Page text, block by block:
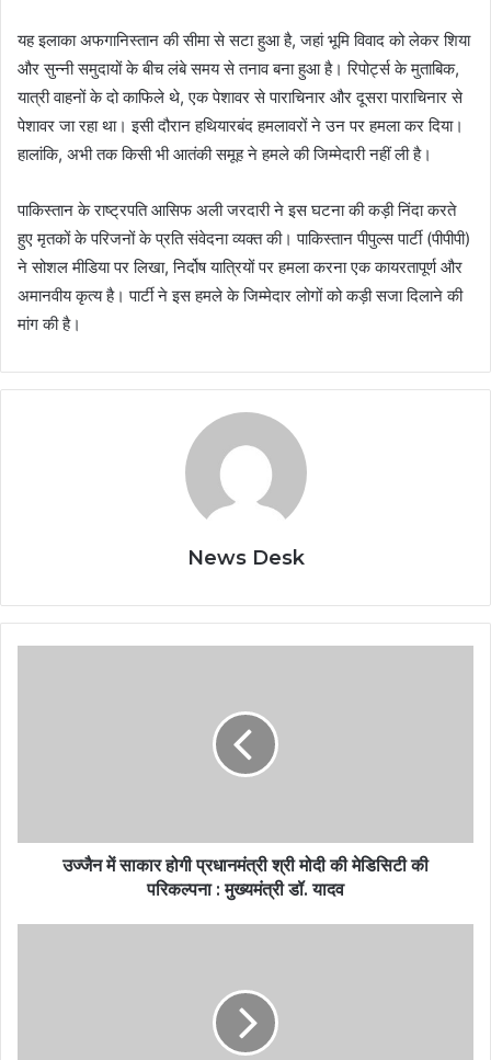
यह इलाका अफगानिस्तान की सीमा से सटा हुआ है, जहां भूमि विवाद को लेकर शिया
और सुन्नी समुदायों के बीच लंबे समय से तनाव बना हुआ है। रिपोर्ट्स के मुताबिक,
यात्री वाहनों के दो काफिले थे, एक पेशावर से पाराचिनार और दूसरा पाराचिनार से
पेशावर जा रहा था। इसी दौरान हथियारबंद हमलावरों ने उन पर हमला कर दिया।
हालांकि, अभी तक किसी भी आतंकी समूह ने हमले की जिम्मेदारी नहीं ली है।
पाकिस्तान के राष्ट्रपति आसिफ अली जरदारी ने इस घटना की कड़ी निंदा करते
हुए मृतकों के परिजनों के प्रति संवेदना व्यक्त की। पाकिस्तान पीपुल्स पार्टी (पीपीपी)
ने सोशल मीडिया पर लिखा, निर्दोष यात्रियों पर हमला करना एक कायरतापूर्ण और
अमानवीय कृत्य है। पार्टी ने इस हमले के जिम्मेदार लोगों को कड़ी सजा दिलाने की
मांग की है।
News Desk
उज्जैन में साकार होगी प्रधानमंत्री श्री मोदी की मेडिसिटी की
परिकल्पना : मुख्यमंत्री डॉ. यादव